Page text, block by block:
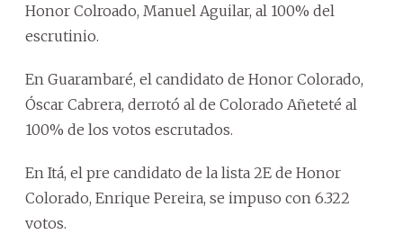
Honor Colroado, Manuel Aguilar, al 100% del
escrutinio.
En Guarambaré, el candidato de Honor Colorado,
Óscar Cabrera, derrotó al de Colorado Añeteté al
100% de los votos escrutados.
En Itá, el pre candidato de la lista 2E de Honor
Colorado, Enrique Pereira, se impuso con 6.322
votos.